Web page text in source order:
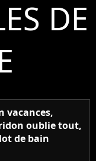
DE
vacances,
oublie tout,
de bain